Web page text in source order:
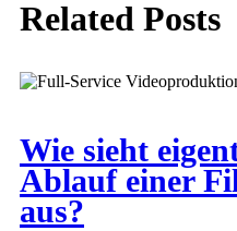
Related Posts
Wie sieht
Ablauf einer
aus?